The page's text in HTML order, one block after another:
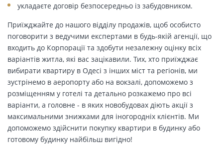
укладаєте договір безпосередньо із забудовником.
Приїжджайте до нашого відділу продажів, щоб особисто
поговорити з ведучими експертами в будь-якій агенції, що
входить до Корпорації та здобути незалежну оцінку всіх
варіантів житла, які вас зацікавили. Тих, хто приїжджає
вибирати квартиру в Одесі з інших міст та регіонів, ми
зустрінемо в аеропорту або на вокзалі, допоможемо з
розміщенням у готелі та детально розкажемо про всі
варіанти, а головне - в яких новобудовах діють акції з
максимальними знижками для іногородніх клієнтів. Ми
допоможемо здійснити покупку квартири в будинку або
готовому будинку найбільш вигідно!